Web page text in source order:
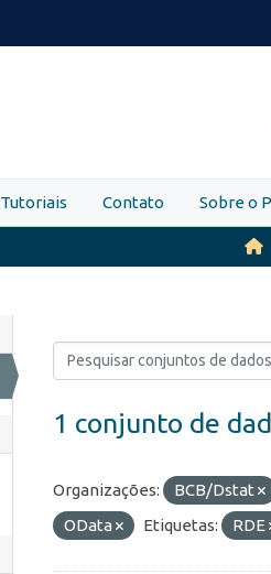
Tutoriais Contato Sobre o
1 conjunto de
Organizações: BCB/Dstat
OData
Etiquetas: RDE